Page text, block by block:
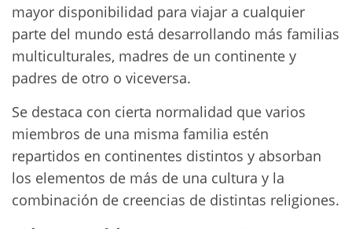
mayor disponibilidad para viajar a cualquier
parte del mundo está desarrollando más familias
multiculturales, madres de un continente y
padres de otro o viceversa.
Se destaca con cierta normalidad que varios
miembros de una misma familia estén
repartidos en continentes distintos y absorban
los elementos de más de una cultura y la
combinación de creencias de distintas religiones.